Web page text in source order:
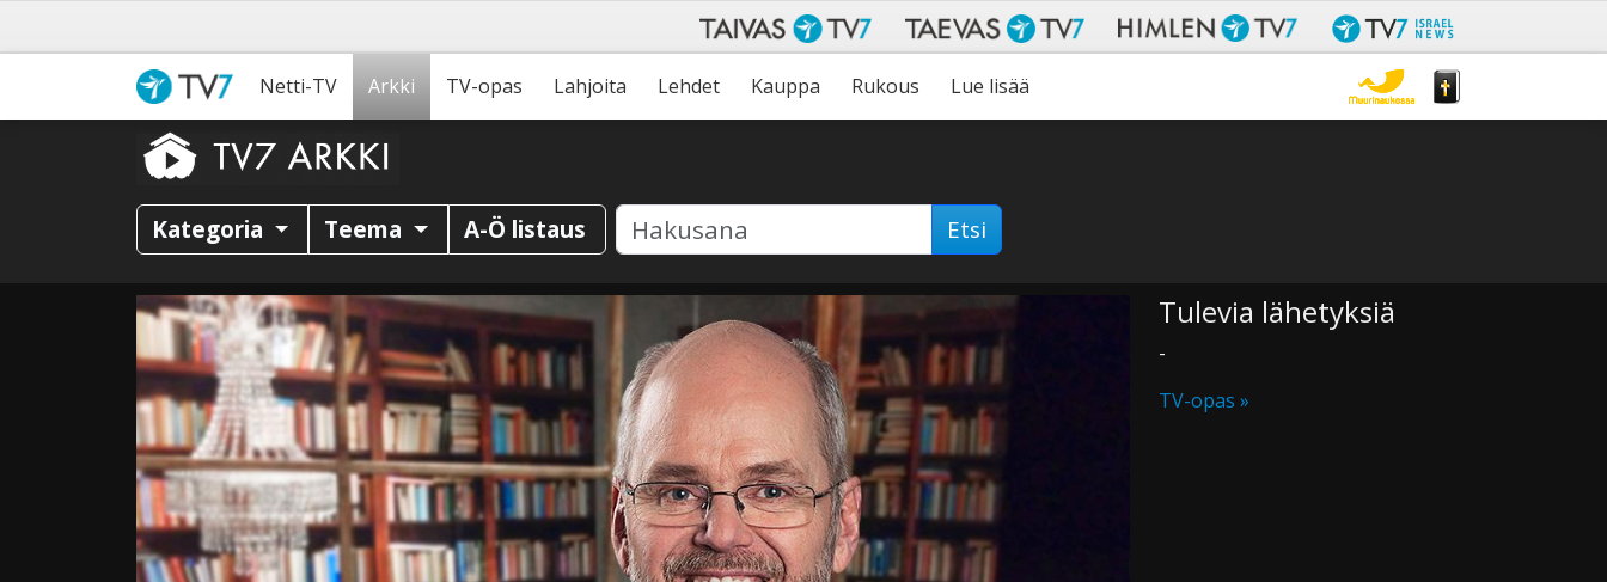
Netti-TV Arkki TV-opas Lahjoita Lehdet Kauppa Rukous Lue lisää
Kategoria Teema A-Ö listaus Etsi
Tulevia lähetyksiä
-
TV-opas »